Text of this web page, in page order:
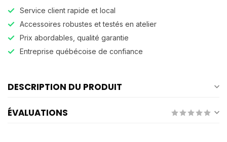
Service client rapide et local
Accessoires robustes et testés en atelier
Prix abordables, qualité garantie
Entreprise québécoise de confiance
DESCRIPTION DU PRODUIT
ÉVALUATIONS